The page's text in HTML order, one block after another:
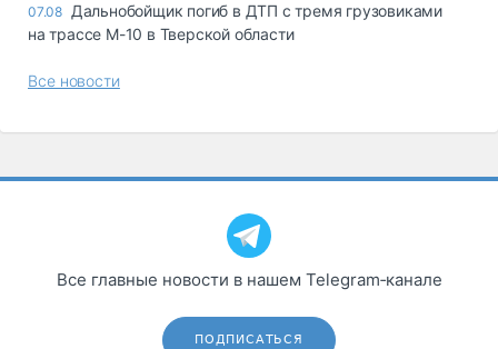
07.08 Дальнобойщик погиб в ДТП с тремя грузовиками
на трассе М-10 в Тверской области
Все новости
Все главные новости в нашем Telegram‑канале
ПОДПИСАТЬСЯ